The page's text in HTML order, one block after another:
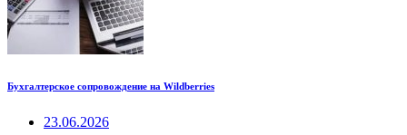
Бухгалтерское сопровождение на Wildberries
23.06.2026